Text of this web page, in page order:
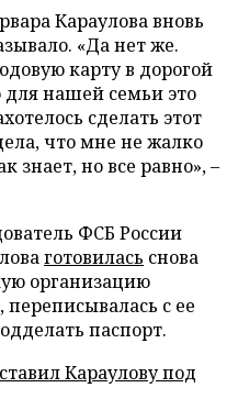
Караулова вновь
«Да нет же.
карту в дорогой
нашей семьи это
сделать этот
что мне не жалко
знает, но все равно», –
ФСБ России
готовилась снова
организацию
переписывалась с ее
паспорт.
Караулову под